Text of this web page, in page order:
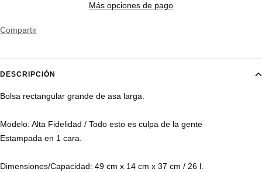
Más opciones de pago
Compartir
DESCRIPCIÓN
Bolsa rectangular grande de asa larga.
Modelo: Alta Fidelidad / Todo esto es culpa de la gente
Estampada en 1 cara.
Dimensiones/Capacidad: 49 cm x 14 cm x 37 cm / 26 l.